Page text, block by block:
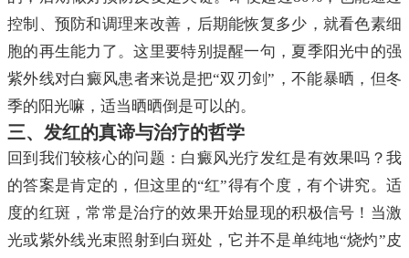
控制、预防和调理来改善，后期能恢复多少，就看色素细
胞的再生能力了。这里要特别提醒一句，夏季阳光中的强
紫外线对白癜风患者来说是把“双刃剑”，不能暴晒，但冬
季的阳光嘛，适当晒晒倒是可以的。
三、发红的真谛与治疗的哲学
回到我们较核心的问题：白癜风光疗发红是有效果吗？我
的答案是肯定的，但这里的“红”得有个度，有个讲究。适
度的红斑，常常是治疗的效果开始显现的积极信号！当激
光或紫外线光束照射到白斑处，它并不是单纯地“烧灼”皮